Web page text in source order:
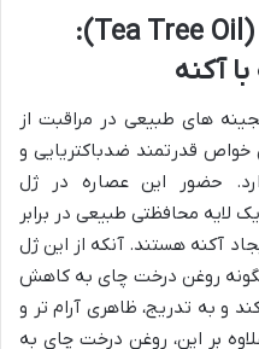
عصاره روغن درخت چای (Tea Tree Oil):
آکنه
های طبیعی در مراقبت از
قدرتمند ضدباکتریایی و
حضور این عصاره در ژل
لایه محافظتی طبیعی در برابر
آکنه هستند. آنکه از این ژل
روغن درخت چای به کاهش
و به تدریج، ظاهری آرام تر و
بر این، روغن درخت چای به